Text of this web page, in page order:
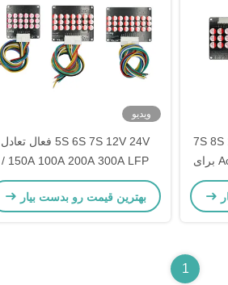
7S 8S 12S 13S 14S 15S 16S 5A
Active Balancer BMS Board برای
ویدیو
5S 6S 7S 12V 24V فعال تعادل
150A 100A 200A 300A LFP /
باتری لیتیوم محافظ صفحه
بهترین قیمت رو بدست بیار
1